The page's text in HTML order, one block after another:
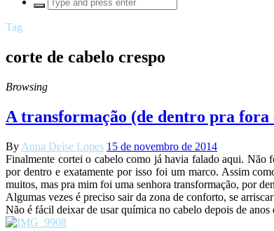
Tag
corte de cabelo crespo
Browsing
A transformação (de dentro pra
By Anna Deise Lopes 15 de novembro de 2014
Finalmente cortei o cabelo como já havia falado aqui. Não
por dentro e exatamente por isso foi um marco. Assim
muitos, mas pra mim foi uma senhora transformação, por
Algumas vezes é preciso sair da zona de conforto, se
Não é fácil deixar de usar química no cabelo depois de